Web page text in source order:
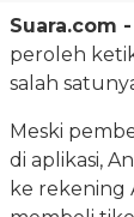
Suara.com -
peroleh
salah
Meski
di aplikasi,
ke